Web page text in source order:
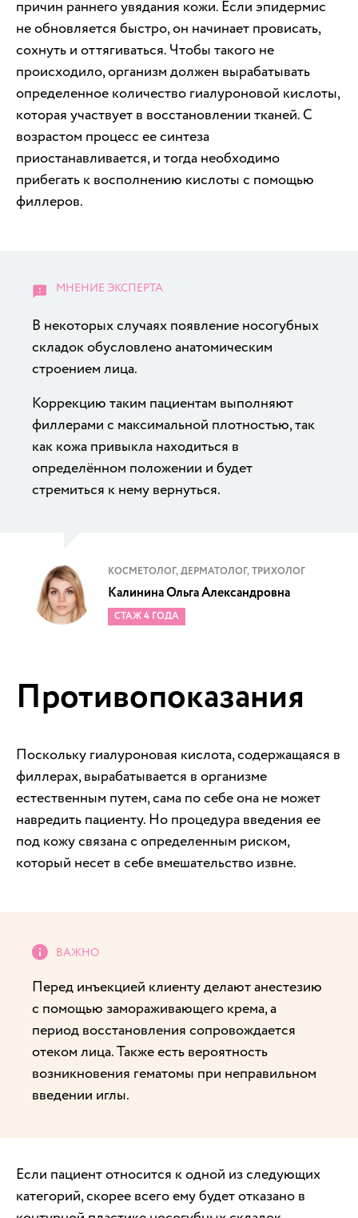
причин раннего увядания кожи. Если эпидермис
не обновляется быстро, он начинает провисать,
сохнуть и оттягиваться. Чтобы такого не
происходило, организм должен вырабатывать
определенное количество гиалуроновой кислоты,
которая участвует в восстановлении тканей. С
возрастом процесс ее синтеза
приостанавливается, и тогда необходимо
прибегать к восполнению кислоты с помощью
филлеров.
В некоторых случаях появление носогубных
складок обусловлено анатомическим
строением лица.
Коррекцию таким пациентам выполняют
филлерами с максимальной плотностью, так
как кожа привыкла находиться в
определённом положении и будет
стремиться к нему вернуться.
КОСМЕТОЛОГ, ДЕРМАТОЛОГ, ТРИХОЛОГ
Калинина Ольга Александровна
СТАЖ 4 ГОДА
Противопоказания
Поскольку гиалуроновая кислота, содержащаяся в
филлерах, вырабатывается в организме
естественным путем, сама по себе она не может
навредить пациенту. Но процедура введения ее
под кожу связана с определенным риском,
который несет в себе вмешательство извне.
Перед инъекцией клиенту делают анестезию
с помощью замораживающего крема, а
период восстановления сопровождается
отеком лица. Также есть вероятность
возникновения гематомы при неправильном
введении иглы.
Если пациент относится к одной из следующих
категорий, скорее всего ему будет отказано в